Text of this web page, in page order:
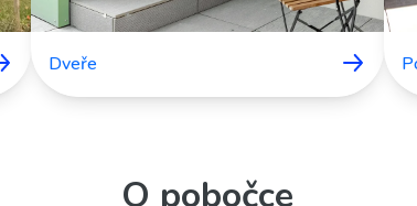
Dveře
O pobočce